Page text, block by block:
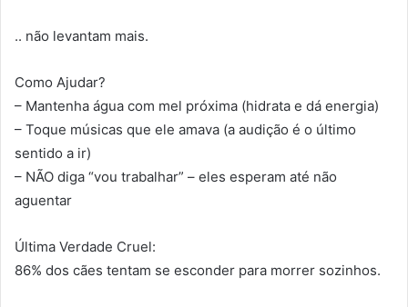
.. não levantam mais.
Como Ajudar?
– Mantenha água com mel próxima (hidrata e dá energia)
– Toque músicas que ele amava (a audição é o último
sentido a ir)
– NÃO diga “vou trabalhar” – eles esperam até não
aguentar
Última Verdade Cruel:
86% dos cães tentam se esconder para morrer sozinhos.